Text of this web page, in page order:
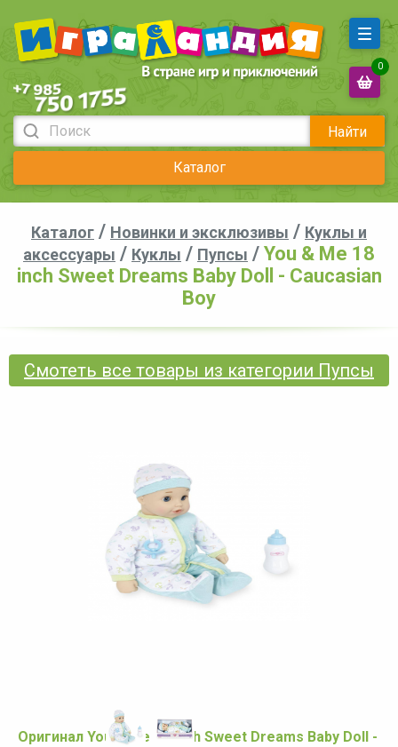
Найти
Каталог
0
Каталог / Новинки и эксклюзивы / Куклы и
аксессуары / Куклы / Пупсы / You & Me 18
inch Sweet Dreams Baby Doll - Caucasian
Boy
Смотеть все товары из категории Пупсы
Оригинал You & Me 18 inch Sweet Dreams Baby Doll -